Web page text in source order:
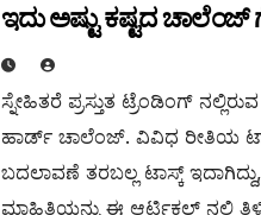
ಇದು ಅಷ್ಟು ಕಷ್ಟದ ಚಾಲೆಂಜ್
ಸ್ನೇಹಿತರೆ ಪ್ರಸ್ತುತ ಟ್ರೆಂಡಿಂಗ್
ಹಾರ್ಡ್ ಚಾಲೆಂಜ್. ವಿವಿಧ ರೀತಿಯ
ಬದಲಾವಣೆ ತರಬಲ್ಲ ಟಾಸ್ಕ್
ಮಾಹಿತಿಯನ್ನು ಈ ಆರ್ಟಿಕಲ್ ನಲ್ಲಿ